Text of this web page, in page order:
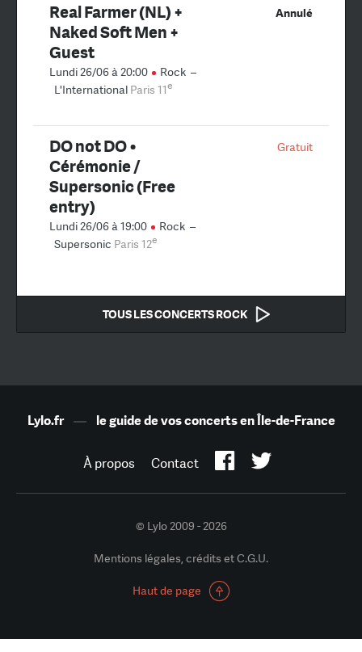
Annulé
Real Farmer (NL) +
Naked Soft Men +
Guest
Lundi 26/06 à 20:00 Rock –
L'International Paris 11e
Gratuit
DO not DO •
Cérémonie /
Supersonic (Free
entry)
Lundi 26/06 à 19:00 Rock –
Supersonic Paris 12e
TOUS LES CONCERTS ROCK
Lylo.fr— le guide de vos concerts en Île-de-France
À propos Contact
© Lylo 2009 - 2026
Mentions légales, crédits et C.G.U.
Haut de page